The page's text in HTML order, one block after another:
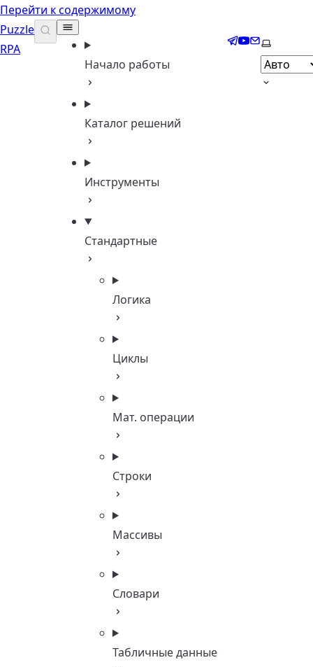
Перейти к содержимому
Puzzle
RPA
Начало работы
Каталог решений
Инструменты
Стандартные
Логика
Циклы
Мат. операции
Строки
Массивы
Словари
Табличные данные
Telegram
YouTube
Email